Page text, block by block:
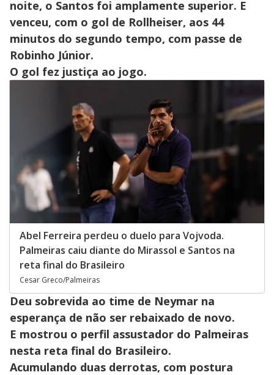
noite, o Santos foi amplamente superior. E
venceu, com o gol de Rollheiser, aos 44
minutos do segundo tempo, com passe de
Robinho Júnior.
O gol fez justiça ao jogo.
Abel Ferreira perdeu o duelo para Vojvoda.
Palmeiras caiu diante do Mirassol e Santos na
reta final do Brasileiro
Cesar Greco/Palmeiras
Deu sobrevida ao time de Neymar na
esperança de não ser rebaixado de novo.
E mostrou o perfil assustador do Palmeiras
nesta reta final do Brasileiro.
Acumulando duas derrotas, com postura